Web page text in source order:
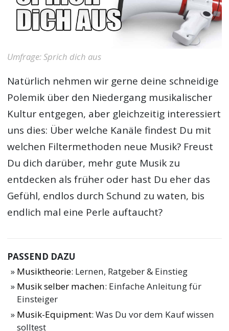
Umfrage: Sprich dich aus
Natürlich nehmen wir gerne deine schneidige
Polemik über den Niedergang musikalischer
Kultur entgegen, aber gleichzeitig interessiert
uns dies: Über welche Kanäle findest Du mit
welchen Filtermethoden neue Musik? Freust
Du dich darüber, mehr gute Musik zu
entdecken als früher oder hast Du eher das
Gefühl, endlos durch Schund zu waten, bis
endlich mal eine Perle auftaucht?
PASSEND DAZU
Musiktheorie: Lernen, Ratgeber & Einstieg
Musik selber machen: Einfache Anleitung für
Einsteiger
Musik-Equipment: Was Du vor dem Kauf wissen
solltest